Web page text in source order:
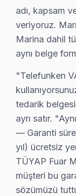
Telefunken
Telefunken
Telefunken
Telefunken
bu TV Servis
Berlin
bu marka
1. Müşteri
2. Termal
3. Arıza
4. Yazılı fiyat
adı, kapsam
veriyoruz.
Marina dahil
aynı belge
"Telefunken
tedarik
ayrı satır.
— Garanti
yıl) ücretsiz
TÜYAP Fuar
müşteri bu
sözümüzü